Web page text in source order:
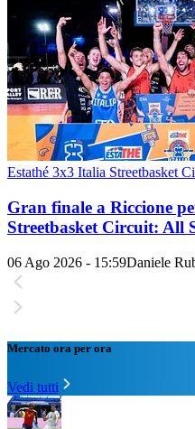
Estathé 3x3 Italia Streetbasket
Gran finale a Riccione
Streetbasket Circuit: All
06 Ago 2026 - 15:59Daniele
Mercato ora per ora
Vedi tutti